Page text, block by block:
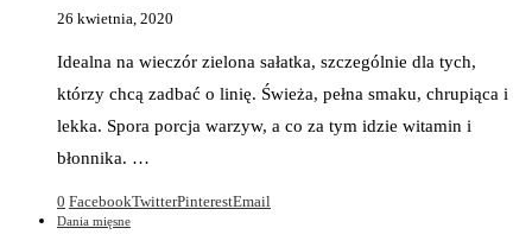
26 kwietnia, 2020
Idealna na wieczór zielona sałatka, szczególnie dla tych,
którzy chcą zadbać o linię. Świeża, pełna smaku, chrupiąca i
lekka. Spora porcja warzyw, a co za tym idzie witamin i
błonnika. …
0 FacebookTwitterPinterestEmail
Dania mięsne